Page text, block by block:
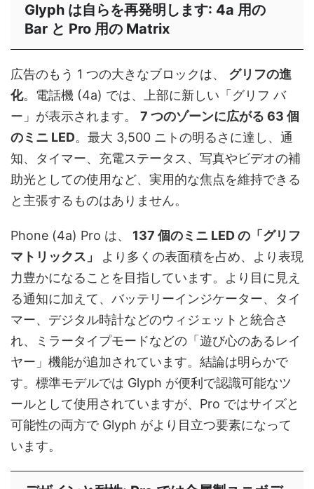
Glyph は自らを再発明します: 4a 用の
Bar と Pro 用の Matrix
広告のもう 1 つの大きなブロックは、 グリフの進
化。電話機 (4a) では、上部に新しい「グリフ バ
ー」が表示されます。 7 つのゾーンに広がる 63 個
のミニ LED。最大 3,500 ニトの明るさに達し、通
知、タイマー、充電ステータス、写真やビデオの補
助光としての使用など、実用的な焦点を維持できる
と主張するものはありません。
Phone (4a) Pro は、
137 個のミニ LED の「グリフ
マトリックス」 より多くの表面積を占め、より表現
力豊かになることを目指しています。より目に見え
る通知に加えて、バッテリーインジケーター、タイ
マー、デジタル時計などのウィジェットと統合さ
れ、ミラータイプモードなどの「遊び心のあるレイ
ヤー」機能が追加されています。結論は明らかで
す。標準モデルでは Glyph が便利で認識可能なツ
ールとして使用されていますが、Pro ではサイズと
可能性の両方で Glyph がより目立つ要素になって
います。